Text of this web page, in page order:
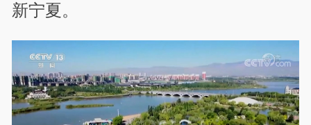
新宁夏。